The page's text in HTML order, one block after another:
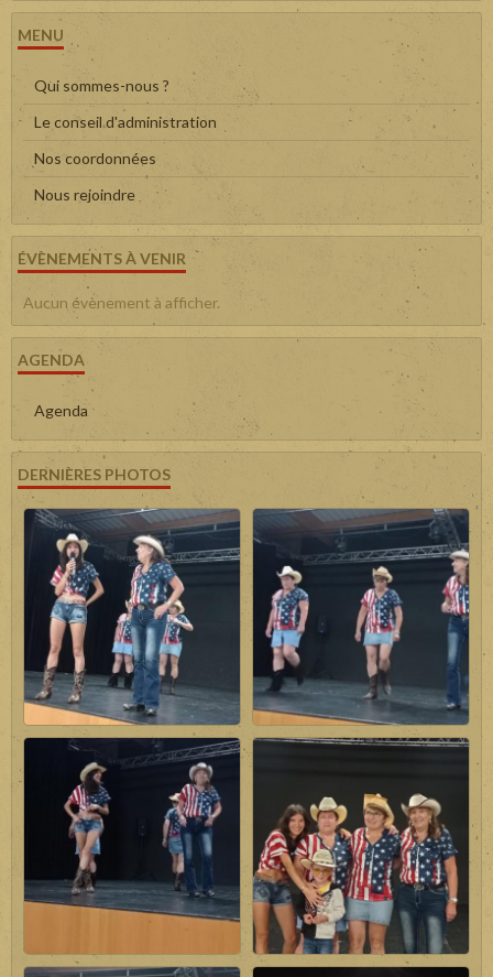
MENU
Qui sommes-nous ?
Le conseil d'administration
Nos coordonnées
Nous rejoindre
ÉVÈNEMENTS À VENIR
Aucun évènement à afficher.
AGENDA
Agenda
DERNIÈRES PHOTOS